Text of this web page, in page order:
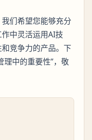
们希望您能够充分
中灵活运用AI技
竞争力的产品。下
理中的重要性”，敬